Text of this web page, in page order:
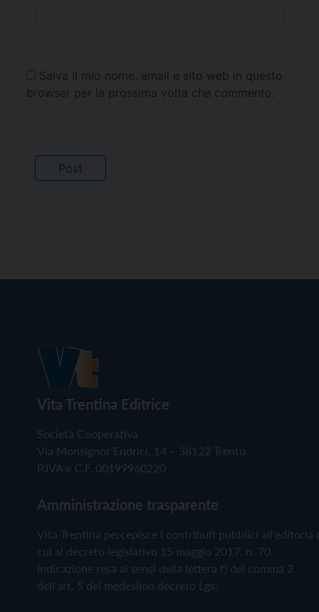
Salva il mio nome, email e sito web in questo
browser per la prossima volta che commento.
Vita Trentina Editrice
Società Cooperativa
Via Monsignor Endrici, 14 – 38122 Trento
P.IVA e C.F. 00199960220
Amministrazione trasparente
Vita Trentina percepisce i contributi pubblici all'editoria
cui al decreto legislativo 15 maggio 2017, n. 70.
Indicazione resa ai sensi della lettera f) del comma 2
dell'art. 5 del medesimo decreto Lgs.